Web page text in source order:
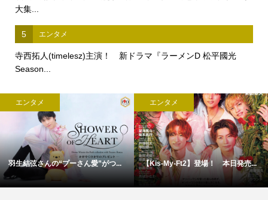
大集...
5 エンタメ
寺西拓人(timelesz)主演！ 新ドラマ『ラーメンD 松平國光
Season...
エンタメ
羽生結弦さんの“プーさん愛”がつ...
エンタメ
【Kis-My-Ft2】登場！ 本日発売...